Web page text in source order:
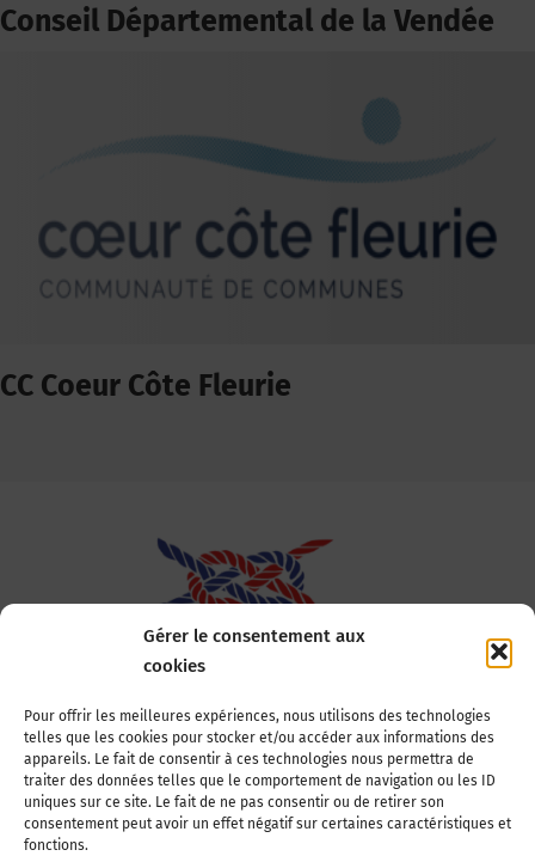
Gérer le consentement aux
cookies
Pour offrir les meilleures expériences, nous utilisons des technologies
telles que les cookies pour stocker et/ou accéder aux informations des
appareils. Le fait de consentir à ces technologies nous permettra de
traiter des données telles que le comportement de navigation ou les ID
uniques sur ce site. Le fait de ne pas consentir ou de retirer son
consentement peut avoir un effet négatif sur certaines caractéristiques et
fonctions.
Conseil Départemental de la Vendée
CC Coeur Côte Fleurie
Association Nationale des Elus des Littoraux
22, boulevard de la Tour-Maubourg
75007 Paris
Tél : 01 44 11 11 70
E-mail : anel-secretariat@anel.asso.fr